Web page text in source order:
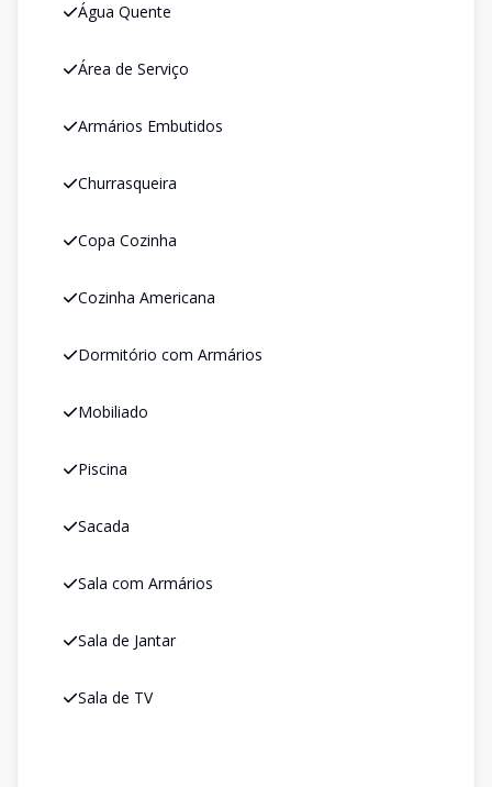
Água Quente
Área de Serviço
Armários Embutidos
Churrasqueira
Copa Cozinha
Cozinha Americana
Dormitório com Armários
Mobiliado
Piscina
Sacada
Sala com Armários
Sala de Jantar
Sala de TV